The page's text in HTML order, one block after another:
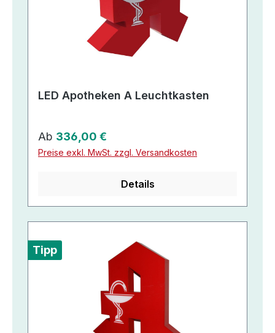
LED Apotheken A Leuchtkasten
Regulärer Preis:
Ab 336,00 €
Preise exkl. MwSt. zzgl. Versandkosten
Details
Tipp